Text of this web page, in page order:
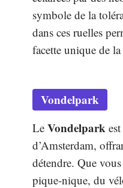
symbole de la
dans ces ruelles
facette unique de
Vondelpark
Le Vondelpark
d’Amsterdam,
détendre. Que
pique-nique, du